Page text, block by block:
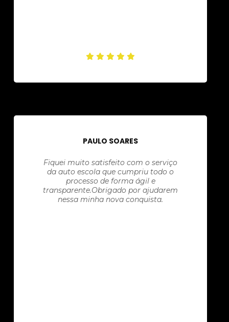
PAULO SOARES
Fiquei muito satisfeito com o serviço
da auto escola que cumpriu todo o
processo de forma ágil e
transparente.Obrigado por ajudarem
nessa minha nova conquista.